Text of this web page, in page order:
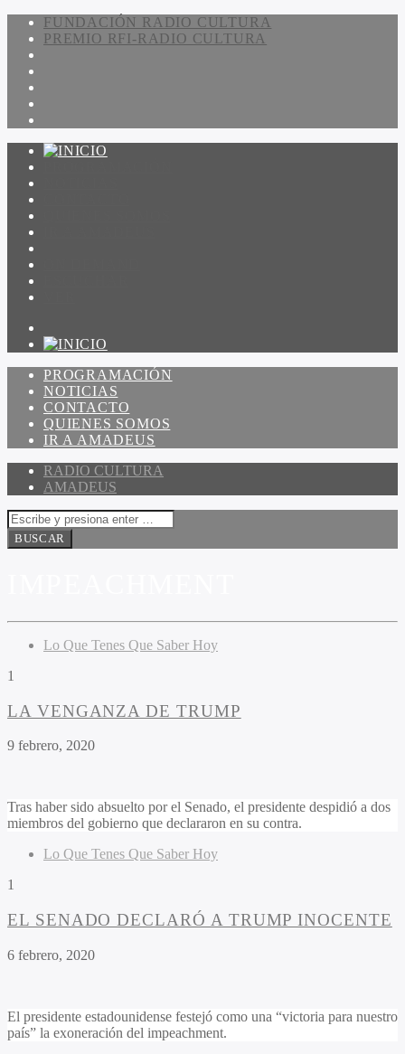
FUNDACIÓN RADIO CULTURA
PREMIO RFI-RADIO CULTURA
PROGRAMACIÓN
NOTICIAS
CONTACTO
QUIENES SOMOS
IR A AMADEUS
RADIO CULTURA
AMADEUS
Lo Que Tenes Que Saber Hoy
1
LA VENGANZA DE TRUMP
9 febrero, 2020
Tras haber sido absuelto por el Senado, el presidente despidió a dos
miembros del gobierno que declararon en su contra.
Lo Que Tenes Que Saber Hoy
1
EL SENADO DECLARÓ A TRUMP INOCENTE
6 febrero, 2020
El presidente estadounidense festejó como una “victoria para nuestro
país” la exoneración del impeachment.